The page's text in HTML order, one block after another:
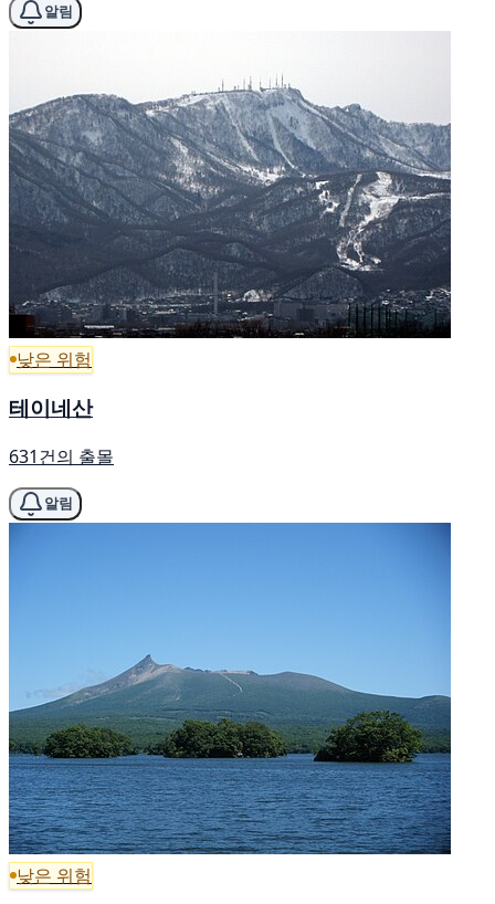
알림
낮은 위험
테이네산
631건의 출몰
알림
낮은 위험